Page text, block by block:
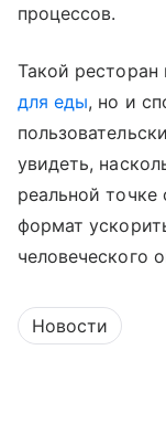
процессов.
Такой
для еды, но и
увидеть,
реальной
формат
человеческого
Новости